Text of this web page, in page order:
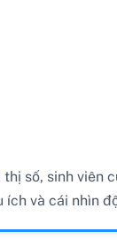
số, sinh
và cái nhìn